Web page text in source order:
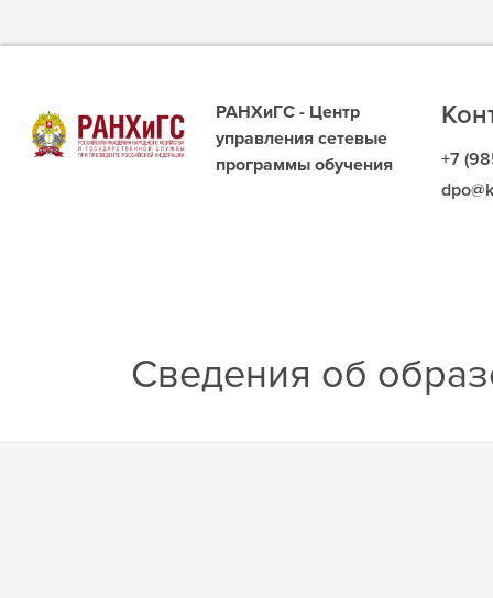
РАНХиГС - Центр
управления сетевые
программы обучения
+7
Сведения об